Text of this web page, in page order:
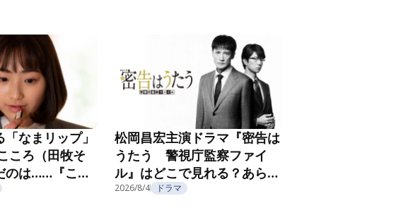
なまリップ」
ころ（田牧そ
のは……『ここ
2話
松岡昌宏主演ドラマ『密告は
うたう 警視庁監察ファイ
ル』はどこで見れる？あらす
じ・キャスト・配信視聴方法
2026/8/4 ドラマ